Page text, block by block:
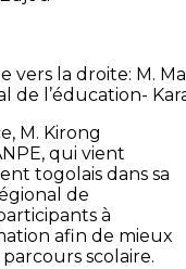
vers la droite: M.
l’éducation-
M. Kirong
qui vient
togolais dans sa
de
à
afin de mieux
scolaire.